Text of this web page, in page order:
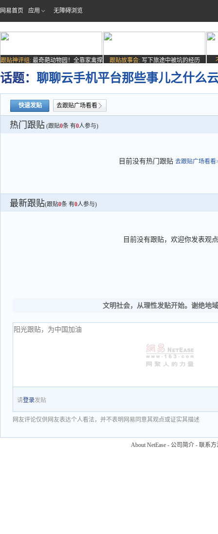
网易首页 应用 无障碍浏览
跟贴神评组: 最奇葩动物园！全靠家禽撑
场子
跟贴故事会: 写下旅途中被坑的经历
话题： 聊聊云手机平台那些事儿之什么
快速发贴 去跟贴广场看看
热门跟贴 (跟贴0条 有0人参与)
目前没有热门跟贴 去跟贴广场看看
最新跟贴(跟贴0条 有0人参与)
目前没有跟贴，欢迎你发表观点
文明社会，从理性发贴开始。谢绝地
请登录发贴
网友评论仅供网友表达个人看法，并不表明网易同意其观点或证实其描述
About NetEase - 公司简介 - 联系方